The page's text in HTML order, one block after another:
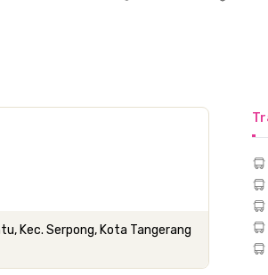
Kec. Serpong, Kota Tangerang